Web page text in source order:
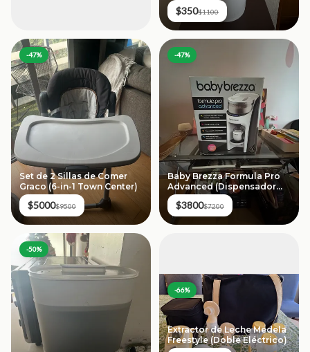
$350$1100
-47%
Set de 2 Sillas de Comer
Graco (6-in-1 Town Center)
$5000$9500
-47%
Baby Brezza Formula Pro
Advanced (Dispensador
Automático)
$3800$7200
-50%
-66%
Extractor de Leche Medela
Freestyle (Doble Eléctrico)